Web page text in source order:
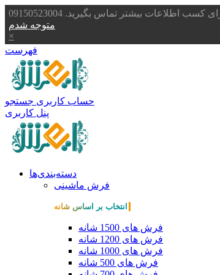
بیشتر تماس بگیرید. 09150523004
متوجه شدم
×
فهرست
حساب کاربری جستجو
پنل کاربری
دسته‌بندی‌ها
فرش ماشینی
انتخاب بر اساس شانه
فرش های 1500 شانه
فرش های 1200 شانه
فرش های 1000 شانه
فرش های 500 شانه